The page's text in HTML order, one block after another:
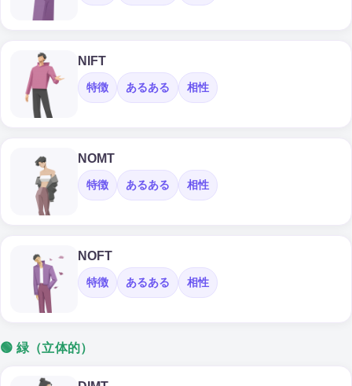
NIFT
特徴 あるある 相性
NOMT
特徴 あるある 相性
NOFT
特徴 あるある 相性
🟢 緑（立体的）